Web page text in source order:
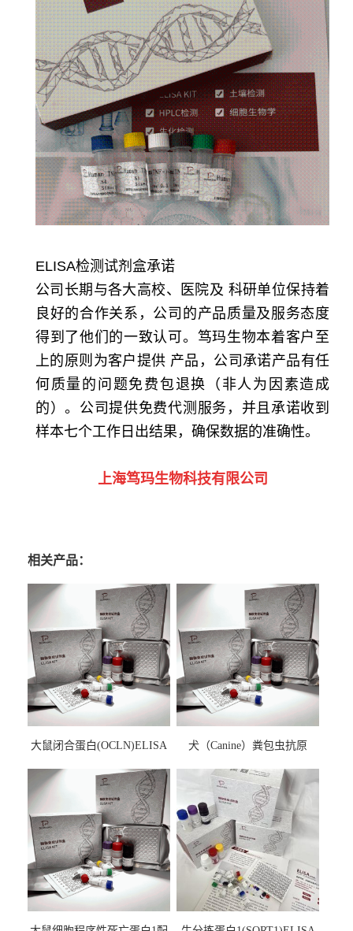
ELISA检测试剂盒承诺
公司长期与各大高校、医院及 科研单位保持着
良好的合作关系，公司的产品质量及服务态度
得到了他们的一致认可。笃玛生物本着客户至
上的原则为客户提供 产品，公司承诺产品有任
何质量的问题免费包退换（非人为因素造成
的）。公司提供免费代测服务，并且承诺收到
样本七个工作日出结果，确保数据的准确性。
上海笃玛生物科技有限公司
相关产品：
大鼠闭合蛋白(OCLN)ELISA
犬（Canine）粪包虫抗原